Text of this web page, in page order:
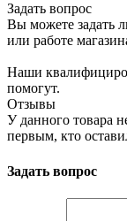
Задать вопрос
Вы можете задать
или работе
Наши
помогут.
Отзывы
У данного товара
первым, кто
Задать вопрос